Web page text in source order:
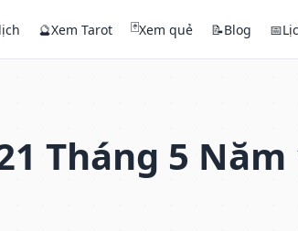
🔮Xem Tarot 🃏Xem quẻ 📝Blog 📅
Tháng 5 Năm